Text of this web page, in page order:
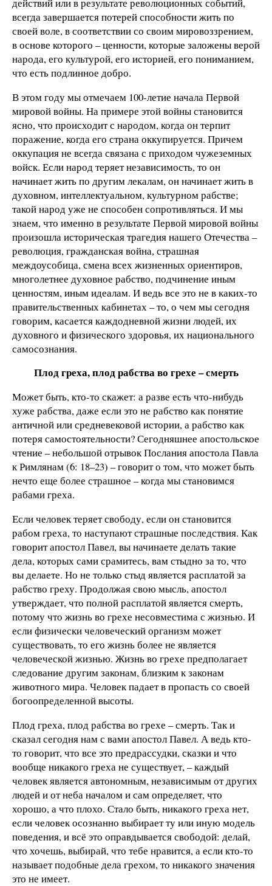
всегда завершается потерей способности жить по
своей воле, в соответствии со своим мировоззрением,
в основе которого – ценности, которые заложены верой
народа, его культурой, его историей, его пониманием,
что есть подлинное добро.
В этом году мы отмечаем 100-летие начала Первой
мировой войны. На примере этой войны становится
ясно, что происходит с народом, когда он терпит
поражение, когда его страна оккупируется. Причем
оккупация не всегда связана с приходом чужеземных
войск. Если народ теряет независимость, то он
начинает жить по другим лекалам, он начинает жить в
духовном, интеллектуальном, культурном рабстве;
такой народ уже не способен сопротивляться. И мы
знаем, что именно в результате Первой мировой войны
произошла историческая трагедия нашего Отечества –
революция, гражданская война, страшная
междоусобица, смена всех жизненных ориентиров,
многолетнее духовное рабство, подчинение иным
ценностям, иным идеалам. И ведь все это не в каких-то
правительственных кабинетах – то, о чем мы сегодня
говорим, касается каждодневной жизни людей, их
духовного и физического здоровья, их национального
самосознания.
Плод греха, плод рабства во грехе – смерть
Может быть, кто-то скажет: а разве есть что-нибудь
хуже рабства, даже если это не рабство как понятие
античной или средневековой истории, а рабство как
потеря самостоятельности? Сегодняшнее апостольское
чтение – небольшой отрывок Послания апостола Павла
к Римлянам (6: 18–23) – говорит о том, что может быть
нечто еще более страшное – когда мы становимся
рабами греха.
Если человек теряет свободу, если он становится
рабом греха, то наступают страшные последствия. Как
говорит апостол Павел, вы начинаете делать такие
дела, которых сами срамитесь, вам стыдно за то, что
вы делаете. Но не только стыд является расплатой за
рабство греху. Продолжая свою мысль, апостол
утверждает, что полной расплатой является смерть,
потому что жизнь во грехе несовместима с жизнью. И
если физически человеческий организм может
существовать, то его жизнь более не является
человеческой жизнью. Жизнь во грехе предполагает
следование другим законам, близким к законам
животного мира. Человек падает в пропасть со своей
богоопределенной высоты.
Плод греха, плод рабства во грехе – смерть. Так и
сказал сегодня нам с вами апостол Павел. А ведь кто-
то говорит, что все это предрассудки, сказки и что
вообще никакого греха не существует, – каждый
человек является автономным, независимым от других
людей и от неба началом и сам определяет, что
хорошо, а что плохо. Стало быть, никакого греха нет,
если человек осознанно выбирает ту или иную модель
поведения, и всё это оправдывается свободой: делай,
что хочешь, выбирай, что тебе нравится, а если кто-то
называет подобные дела грехом, то никакого значения
это не имеет.